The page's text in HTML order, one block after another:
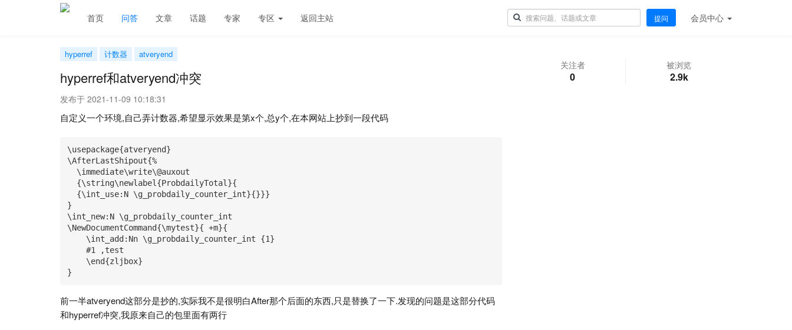
首页 问答 文章 话题 专家 专区 返回主站 提问 会员中心
hyperref 计数器 atveryend
hyperref和atveryend冲突
发布于 2021-11-09 10:18:31
自定义一个环境,自己弄计数器,希望显示效果是第x个,总y个,在本网站上抄到一段代码
\usepackage{atveryend}
\AfterLastShipout{%
}
\int_new:N \g_probdaily_counter_int
\NewDocumentCommand{\mytest}{ +m}{
}
前一半atveryend这部分是抄的,实际我不是很明白After那个后面的东西,只是替换了一下.发现的问题是这部分代码
和hyperref冲突,我原来自己的包里面有两行
关注者
0
被浏览
2.9k